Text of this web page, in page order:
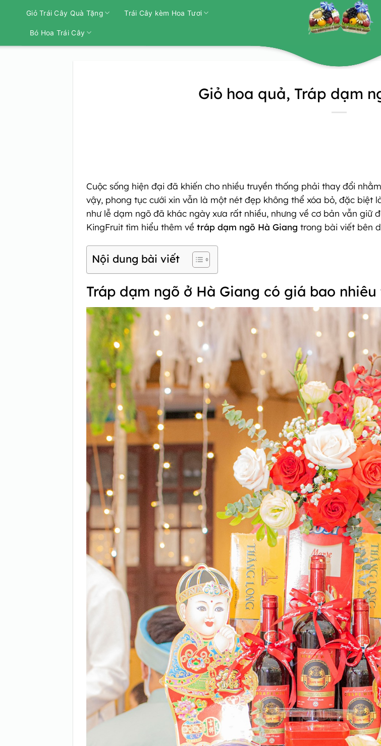
dung
Giỏ Trái Cây Quà Tặng Trái Cây kèm Hoa Tươi
Bó Hoa Trái Cây
Giỏ hoa quả, Tráp dạm
Cuộc sống hiện đại đã khiến cho nhiều truyền thống phải thay đổi
vậy, phong tục cưới xin vẫn là một nét đẹp không thể xóa bỏ, đặc biệt
như lễ dạm ngõ đã khác ngày xưa rất nhiều, nhưng về cơ bản vẫn giữ
KingFruit tìm hiểu thêm vềtráp dạm ngõ Hà Giangtrong bài viết bên
Nội dung bài viết
Tráp dạm ngõ ở Hà Giang có giá bao nhiêu